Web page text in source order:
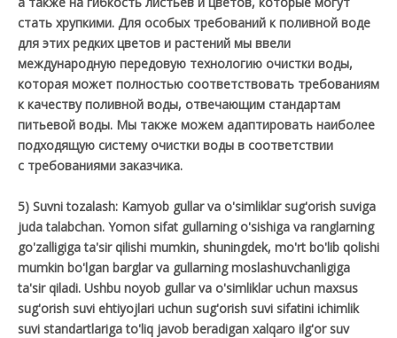
стать хрупкими. Для особых требований к поливной воде
для этих редких цветов и растений мы ввели
международную передовую технологию очистки воды,
которая может полностью соответствовать требованиям
к качеству поливной воды, отвечающим стандартам
питьевой воды. Мы также можем адаптировать наиболее
подходящую систему очистки воды в соответствии
с требованиями заказчика.
5) Suvni tozalash: Kamyob gullar va o'simliklar sug'orish suviga
juda talabchan. Yomon sifat gullarning o'sishiga va ranglarning
go'zalligiga ta'sir qilishi mumkin, shuningdek, mo'rt bo'lib qolishi
mumkin bo'lgan barglar va gullarning moslashuvchanligiga
ta'sir qiladi. Ushbu noyob gullar va o'simliklar uchun maxsus
sug'orish suvi ehtiyojlari uchun sug'orish suvi sifatini ichimlik
suvi standartlariga to'liq javob beradigan xalqaro ilg'or suv